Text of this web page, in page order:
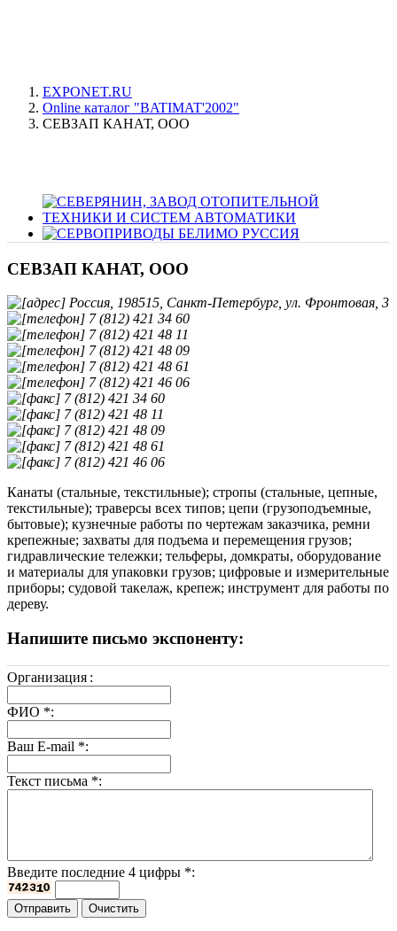
EXPONET.RU
Online каталог "BATIMAT'2002"
СЕВЗАП КАНАТ, ООО
СЕВЗАП КАНАТ, ООО
Россия, 198515, Санкт-Петербург, ул. Фронтовая, 3
7 (812) 421 34 60
7 (812) 421 48 11
7 (812) 421 48 09
7 (812) 421 48 61
7 (812) 421 46 06
7 (812) 421 34 60
7 (812) 421 48 11
7 (812) 421 48 09
7 (812) 421 48 61
7 (812) 421 46 06
Канаты (стальные, текстильные); стропы (стальные, цепные,
текстильные); траверсы всех типов; цепи (грузоподъемные,
бытовые); кузнечные работы по чертежам заказчика, ремни
крепежные; захваты для подъема и перемещения грузов;
гидравлические тележки; тельферы, домкраты, оборудование
и материалы для упаковки грузов; цифровые и измерительные
приборы; судовой такелаж, крепеж; инструмент для работы по
дереву.
Напишите письмо экспоненту:
Организация :
ФИО *:
Ваш E-mail *:
Текст письма *:
Введите последние 4 цифры *: